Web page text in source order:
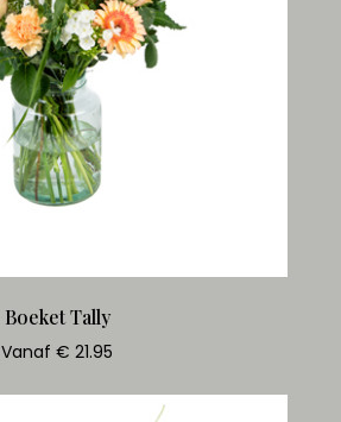
Boeket Tally
Vanaf € 21.95